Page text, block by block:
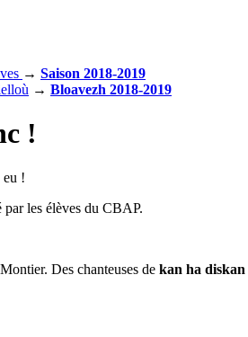
→ Saison 2018-2019
→ Bloavezh 2018-2019
!
eu !
par les élèves du CBAP.
Des chanteuses de kan ha diskan